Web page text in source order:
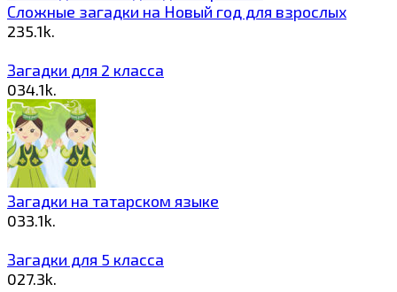
Сложные загадки на Новый год для взрослых
235.1k.
Загадки для 2 класса
034.1k.
Загадки на татарском языке
033.1k.
Загадки для 5 класса
027.3k.